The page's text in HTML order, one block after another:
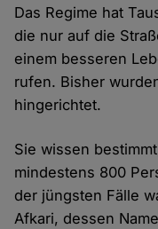
Das Regime hat
die nur auf die
einem besseren
rufen. Bisher
hingerichtet.
Sie wissen
mindestens 800
der jüngsten Fälle
Afkari, dessen